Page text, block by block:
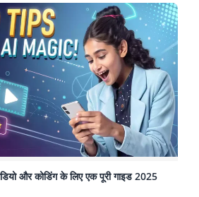
और कोडिंग के लिए एक पूरी गाइड 2025